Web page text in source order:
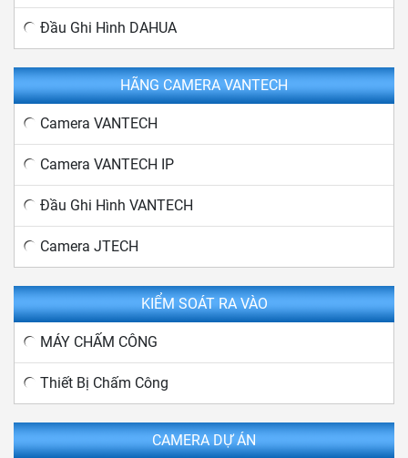
Đầu Ghi Hình DAHUA
HÃNG CAMERA VANTECH
Camera VANTECH
Camera VANTECH IP
Đầu Ghi Hình VANTECH
Camera JTECH
KIỂM SOÁT RA VÀO
MÁY CHẤM CÔNG
Thiết Bị Chấm Công
CAMERA DỰ ÁN